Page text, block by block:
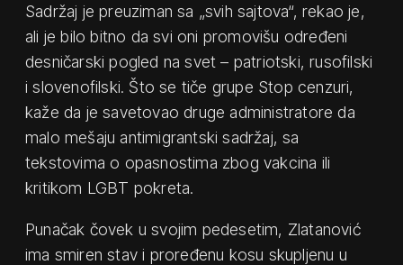
Sadržaj je preuziman sa „svih sajtova“, rekao je,
ali je bilo bitno da svi oni promovišu određeni
desničarski pogled na svet – patriotski, rusofilski
i slovenofilski. Što se tiče grupe Stop cenzuri,
kaže da je savetovao druge administratore da
malo mešaju antimigrantski sadržaj, sa
tekstovima o opasnostima zbog vakcina ili
kritikom LGBT pokreta.
Punačak čovek u svojim pedesetim, Zlatanović
ima smiren stav i proređenu kosu skupljenu u